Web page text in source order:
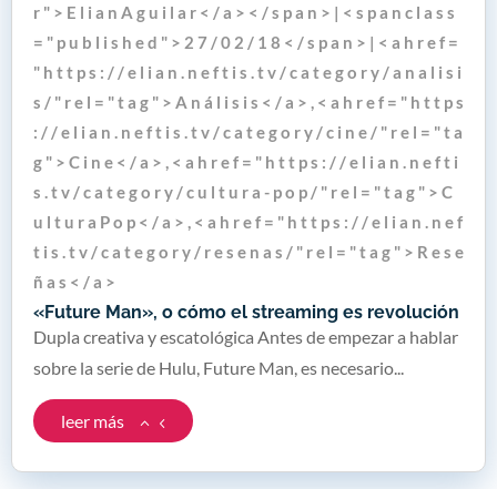
«Future Man», o cómo el streaming es revolución
r " > E l i a n A g u i l a r < / a > < / s p a n > | < s p a n c l a s s
= " p u b l i s h e d " > 2 7 / 0 2 / 1 8 < / s p a n > | < a h r e f =
" h t t p s : / / e l i a n . n e f t i s . t v / c a t e g o r y / a n a l i s i
s / " r e l = " t a g " > A n á l i s i s < / a > , < a h r e f = " h t t p s
: / / e l i a n . n e f t i s . t v / c a t e g o r y / c i n e / " r e l = " t a
g " > C i n e < / a > , < a h r e f = " h t t p s : / / e l i a n . n e f t i
s . t v / c a t e g o r y / c u l t u r a - p o p / " r e l = " t a g " > C
u l t u r a P o p < / a > , < a h r e f = " h t t p s : / / e l i a n . n e f
t i s . t v / c a t e g o r y / r e s e n a s / " r e l = " t a g " > R e s e
ñ a s < / a >
Dupla creativa y escatológica Antes de empezar a hablar
sobre la serie de Hulu, Future Man, es necesario...
leer más